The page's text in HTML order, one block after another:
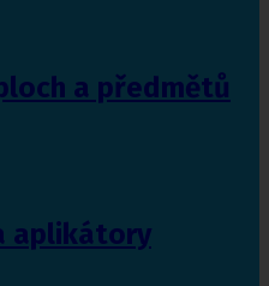
a předmětů
aplikátory